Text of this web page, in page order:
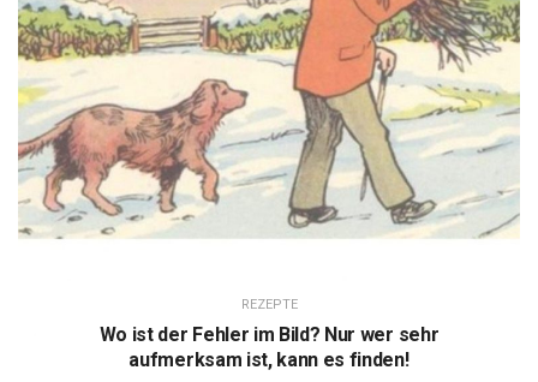
REZEPTE
Wo ist der Fehler im Bild? Nur wer sehr
aufmerksam ist, kann es finden!